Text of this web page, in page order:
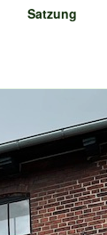
Satzung